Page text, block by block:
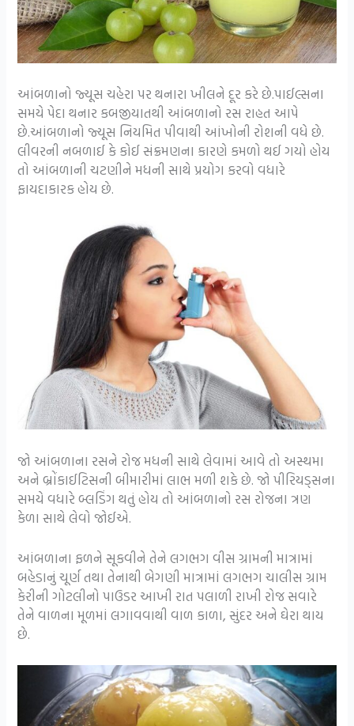
આંબળાનો જ્યૂસ ચહેરા પર થનારા ખીલને દૂર કરે છે.પાઈલ્સના
સમયે પેદા થનાર કબજીયાતથી આંબળાનો રસ રાહત આપે
છે.આંબળાનો જ્યૂસ નિયમિત પીવાથી આંખોની રોશની વધે છે.
લીવરની નબળાઈ કે કોઈ સંક્રમણના કારણે કમળો થઈ ગયો હોય
તો આંબળાની ચટણીને મધની સાથે પ્રયોગ કરવો વધારે
ફાયદાકારક હોય છે.
જો આંબળાના રસને રોજ મધની સાથે લેવામાં આવે તો અસ્થમા
અને બ્રોંકાઈટિસની બીમારીમાં લાભ મળી શકે છે. જો પીરિયડ્સના
સમયે વધારે બ્લડિંગ થતું હોય તો આંબળાનો રસ રોજના ત્રણ
કેળા સાથે લેવો જોઈએ.
આંબળાના ફળને સૂકવીને તેને લગભગ વીસ ગ્રામની માત્રામાં
બહેડાનું ચૂર્ણ તથા તેનાથી બેગણી માત્રામાં લગભગ ચાલીસ ગ્રામ
કેરીની ગોટલીનો પાઉડર આખી રાત પલાળી રાખી રોજ સવારે
તેને વાળના મૂળમાં લગાવવાથી વાળ કાળા, સુંદર અને ઘેરા થાય
છે.